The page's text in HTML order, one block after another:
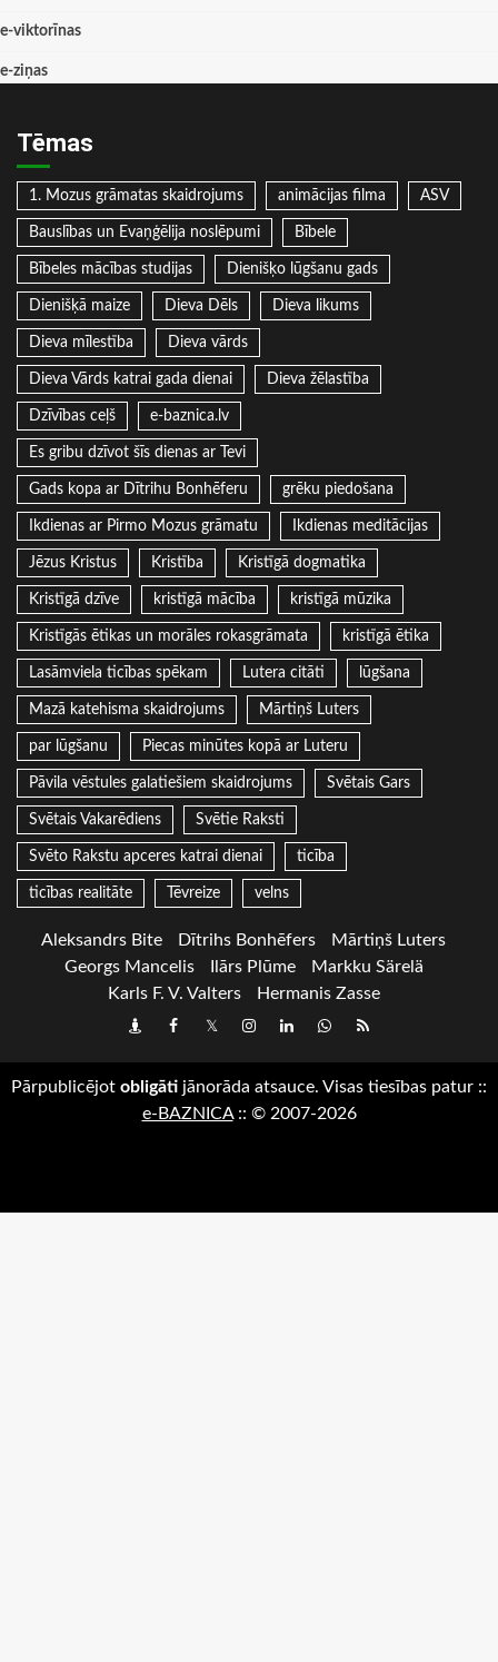
e-viktorīnas
e-ziņas
Tēmas
1. Mozus grāmatas skaidrojums animācijas filma ASV
Bauslības un Evaņģēlija noslēpumi Bībele
Bībeles mācības studijas Dienišķo lūgšanu gads
Dienišķā maize Dieva Dēls Dieva likums
Dieva mīlestība Dieva vārds
Dieva Vārds katrai gada dienai Dieva žēlastība
Dzīvības ceļš e-baznica.lv
Es gribu dzīvot šīs dienas ar Tevi
Gads kopa ar Dītrihu Bonhēferu grēku piedošana
Ikdienas ar Pirmo Mozus grāmatu Ikdienas meditācijas
Jēzus Kristus Kristība Kristīgā dogmatika
Kristīgā dzīve kristīgā mācība kristīgā mūzika
Kristīgās ētikas un morāles rokasgrāmata kristīgā ētika
Lasāmviela ticības spēkam Lutera citāti lūgšana
Mazā katehisma skaidrojums Mārtiņš Luters
par lūgšanu Piecas minūtes kopā ar Luteru
Pāvila vēstules galatiešiem skaidrojums Svētais Gars
Svētais Vakarēdiens Svētie Raksti
Svēto Rakstu apceres katrai dienai ticība
ticības realitāte Tēvreize velns
Aleksandrs Bite Dītrihs Bonhēfers
Mārtiņš Luters
Georgs Mancelis
Ilārs Plūme
Markku Särelä
Karls F. V. Valters
Hermanis Zasse
DraugiemFacebook
TwitterInstagram
LinkedInwhatsapp
RSS
Pārpublicējot obligāti jānorāda atsauce. Visas tiesības patur ::
e-BAZNICA:: © 2007-2026